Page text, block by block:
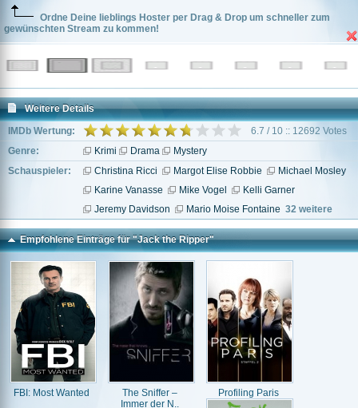
Ordne Deine lieblings Hoster per Drag & Drop um schneller zum
gewünschten Stream zu kommen!
Weitere Details
IMDb Wertung:
6.7 / 10 :: 12692 Votes
Genre:
Krimi Drama
Mystery
Schauspieler:
Christina Ricci Margot Elise Robbie
Michael Mosley
Karine Vanasse
Mike Vogel
Kelli Garner
Jeremy Davidson
Mario Moise Fontaine 32 weitere
Empfohlene Einträge für "Jack the Ripper"
FBI: Most Wanted
The Sniffer –
Immer der N..
Profiling Paris